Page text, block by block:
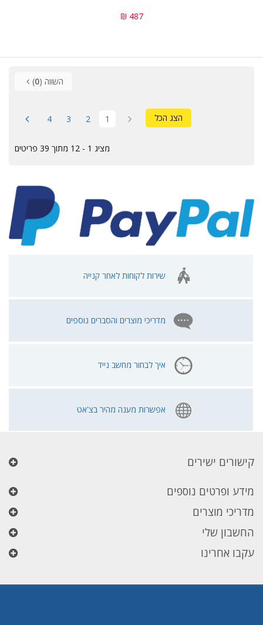
487 ₪
השווה (0
)
הצג הכל 1
2
3
4
מציג 1 - 12 מתוך 39 פריטים
שירות לקוחות לאחר קנייה
מדריכי מוצרים והסברים נוספים
איך לבחור מחשב נייד
אפשרות מענה מהיר בצ'אט
קישורים ישירים
מידע ופרטים נוספים
מדריכי מוצרים
החשבון שלי
עקבו אחרינו